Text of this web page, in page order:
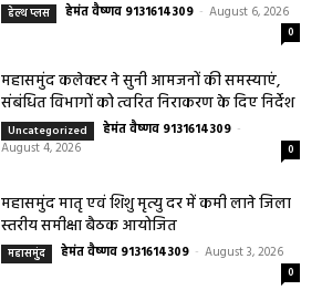
हेल्थ प्लस हेमंत वैष्णव 9131614309 - August 6, 2026
0
महासमुंद कलेक्टर ने सुनी आमजनों की समस्याएं,
संबंधित विभागों को त्वरित निराकरण के दिए निर्देश
Uncategorized हेमंत वैष्णव 9131614309 -
August 4, 2026
0
महासमुंद मातृ एवं शिशु मृत्यु दर में कमी लाने जिला
स्तरीय समीक्षा बैठक आयोजित
महासमुंद हेमंत वैष्णव 9131614309 - August 3, 2026
0